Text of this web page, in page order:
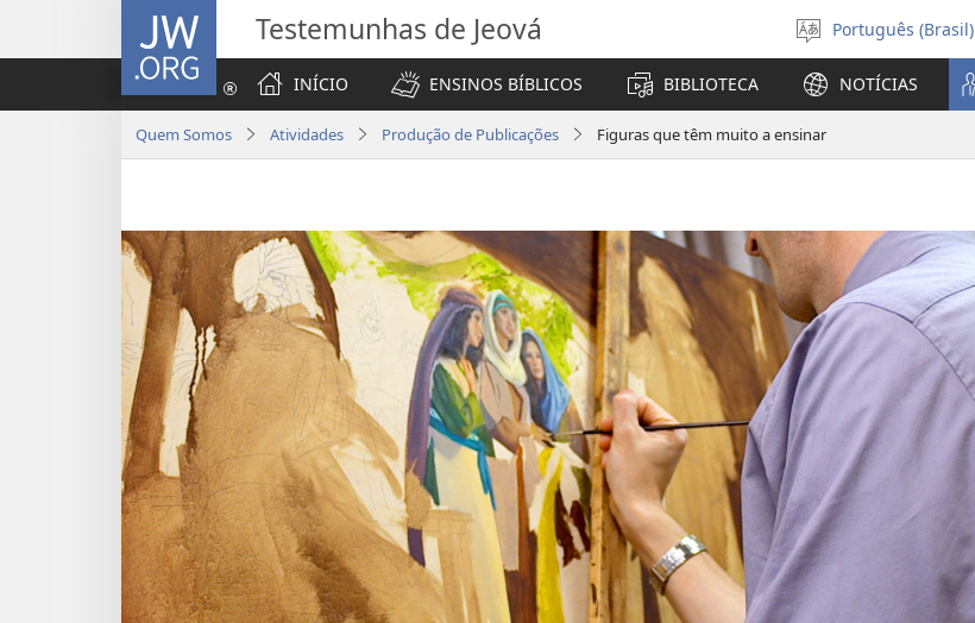
JW.ORG Testemunhas de Jeová
Selecione
o
idioma
Português (Brasil)
INÍCIO
ENSINOS BÍBLICOS BIBLIOTECA NOTÍCIAS
Quem Somos Atividades Produção de Publicações Figuras que têm muito a ensinar